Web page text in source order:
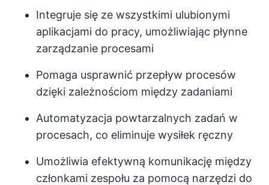
Integruje się ze wszystkimi ulubionymi
aplikacjami do pracy, umożliwiając płynne
zarządzanie procesami
Pomaga usprawnić przepływ procesów
dzięki zależnościom między zadaniami
Automatyzacja powtarzalnych zadań w
procesach, co eliminuje wysiłek ręczny
Umożliwia efektywną komunikację między
członkami zespołu za pomocą narzędzi do